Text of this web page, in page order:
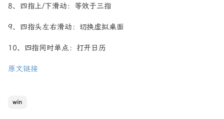
8、四指上/下滑动：等效于三指
9、四指头左右滑动：切换虚拟桌面
10、四指同时单点：打开日历
原文链接
win